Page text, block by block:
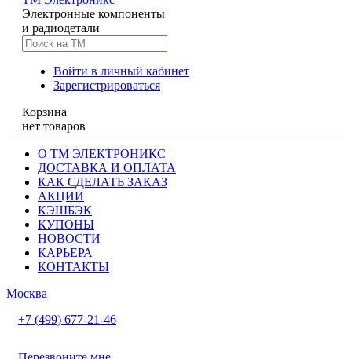
Электронные компоненты
и радиодетали
Войти в личный кабинет
Зарегистрироваться
Корзина
нет товаров
О ТМ ЭЛЕКТРОНИКС
ДОСТАВКА И ОПЛАТА
КАК СДЕЛАТЬ ЗАКАЗ
АКЦИИ
КЭШБЭК
КУПОНЫ
НОВОСТИ
КАРЬЕРА
КОНТАКТЫ
Москва
+7 (499) 677-21-46